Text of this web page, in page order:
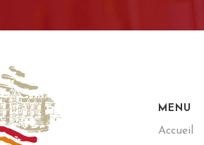
MENU
Accueil